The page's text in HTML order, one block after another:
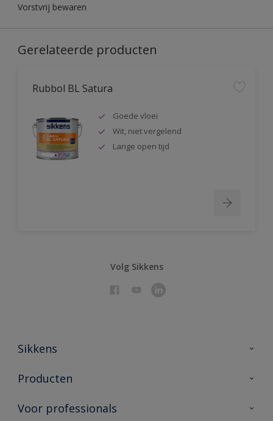
Vorstvrij bewaren
Gerelateerde producten
Rubbol BL Satura
Goede vloei
Wit, niet vergelend
Lange open tijd
Volg Sikkens
Sikkens
Over Sikkens
Duurzaamheid
Producten
Producten voor binnen
Voor professionals